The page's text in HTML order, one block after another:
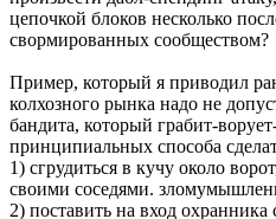
цепочкой блоков несколько
свормированных сообществом?
Пример, который я приводил
колхозного рынка надо не
бандита, который грабит-
принципиальных способа
1) сгрудиться в кучу около
своими соседями.
2) поставить на вход охранника